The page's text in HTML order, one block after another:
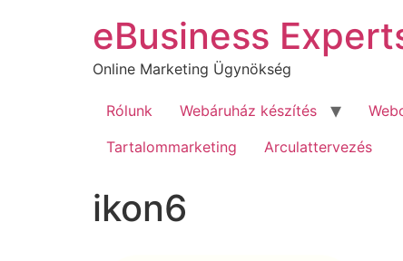
eBusiness
Online Marketing Ügynökség
Rólunk Webáruház készítés
Tartalommarketing
Arculattervezés
ikon6